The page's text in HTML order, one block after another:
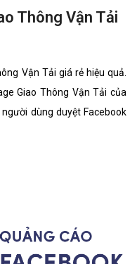
Thông Vận Tải
Vận Tải giá rẻ hiệu quả.
Giao Thông Vận Tải của
dùng duyệt Facebook